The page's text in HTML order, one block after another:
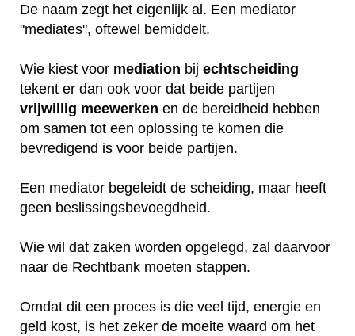
De naam zegt het eigenlijk al. Een mediator
"mediates", oftewel bemiddelt.
Wie kiest voor mediation bij echtscheiding
tekent er dan ook voor dat beide partijen
vrijwillig meewerken en de bereidheid hebben
om samen tot een oplossing te komen die
bevredigend is voor beide partijen.
Een mediator begeleidt de scheiding, maar heeft
geen beslissingsbevoegdheid.
Wie wil dat zaken worden opgelegd, zal daarvoor
naar de Rechtbank moeten stappen.
Omdat dit een proces is die veel tijd, energie en
geld kost, is het zeker de moeite waard om het